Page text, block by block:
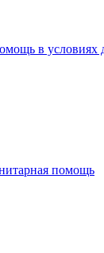
в условиях
помощь